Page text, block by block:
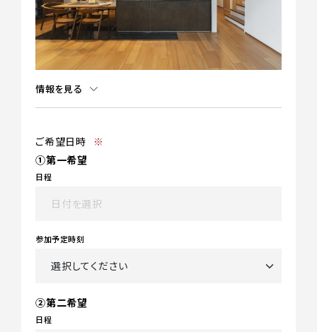
情報を見る
ご希望日時
※
①第一希望
日程
参加予定時刻
②第二希望
日程